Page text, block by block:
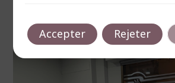
Accepter Rejeter